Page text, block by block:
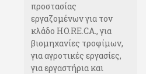
προστασίας
εργαζομένων για τον
κλάδο HO.RE.CA., για
βιομηχανίες τροφίμων,
για αγροτικές εργασίες,
για εργαστήρια και